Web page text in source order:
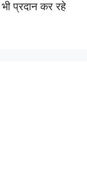
प्रदान कर रहे